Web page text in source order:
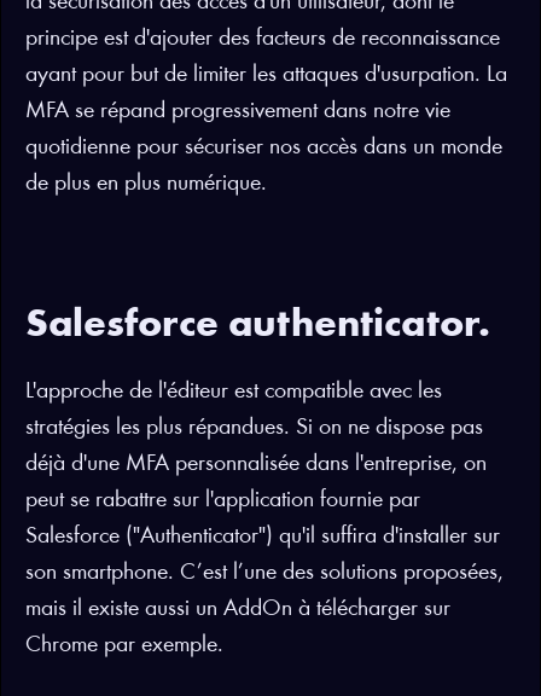
principe est d'ajouter des facteurs de reconnaissance
ayant pour but de limiter les attaques d'usurpation. La
MFA se répand progressivement dans notre vie
quotidienne pour sécuriser nos accès dans un monde
de plus en plus numérique.
Salesforce authenticator.
L'approche de l'éditeur est compatible avec les
stratégies les plus répandues. Si on ne dispose pas
déjà d'une MFA personnalisée dans l'entreprise, on
peut se rabattre sur l'application fournie par
Salesforce ("Authenticator") qu'il suffira d'installer sur
son smartphone. C’est l’une des solutions proposées,
mais il existe aussi un AddOn à télécharger sur
Chrome par exemple.